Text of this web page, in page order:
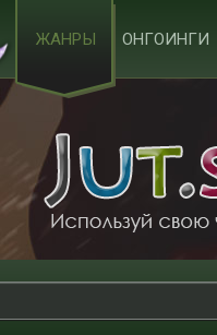
ЖАНРЫ ОНГОИНГИ